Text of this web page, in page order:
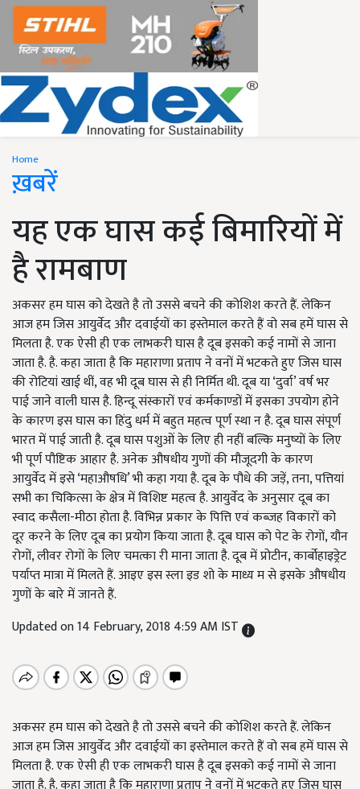
Home
ख़बरें
यह एक घास कई बिमारियों में
है रामबाण
अकसर हम घास को देखते है तो उससे बचने की कोशिश करते हैं. लेकिन
आज हम जिस आयुर्वेद और दवाईयों का इस्तेमाल करते हैं वो सब हमें घास से
मिलता है. एक ऐसी ही एक लाभकरी घास है दूब इसको कई नामों से जाना
जाता है. है. कहा जाता है कि महाराणा प्रताप ने वनों में भटकते हुए जिस घास
की रोटियां खाई थीं, वह भी दूब घास से ही निर्मित थी. दूब या ‘दुर्वा’ वर्ष भर
पाई जाने वाली घास है. हिन्दू संस्कारों एवं कर्मकाण्डों में इसका उपयोग होने
के कारण इस घास का हिंदु धर्म में बहुत महत्व पूर्ण स्था न है. दूब घास संपूर्ण
भारत में पाई जाती है. दूब घास पशुओं के लिए ही नहीं बल्कि मनुष्यों के लिए
भी पूर्ण पौष्टिक आहार है. अनेक औषधीय गुणों की मौजूदगी के कारण
आयुर्वेद में इसे ‘महाऔषधि’ भी कहा गया है. दूब के पौधे की जड़ें, तना, पत्तियां
सभी का चिकित्सा के क्षेत्र में विशिष्ट महत्व है. आयुर्वेद के अनुसार दूब का
स्वाद कसैला-मीठा होता है. विभिन्न प्रकार के पित्ति एवं कब्जह विकारों को
दूर करने के लिए दूब का प्रयोग किया जाता है. दूब घास को पेट के रोगों, यौन
रोगों, लीवर रोगों के लिए चमत्का री माना जाता है. दूब में प्रोटीन, कार्बोहाइड्रेट
पर्याप्त मात्रा में मिलते हैं. आइए इस स्ला इड शो के माध्य म से इसके औषधीय
गुणों के बारे में जानते हैं.
Updated on 14 February, 2018 4:59 AM IST
अकसर हम घास को देखते है तो उससे बचने की कोशिश करते हैं. लेकिन
आज हम जिस आयुर्वेद और दवाईयों का इस्तेमाल करते हैं वो सब हमें घास से
मिलता है. एक ऐसी ही एक लाभकरी घास है दूब इसको कई नामों से जाना